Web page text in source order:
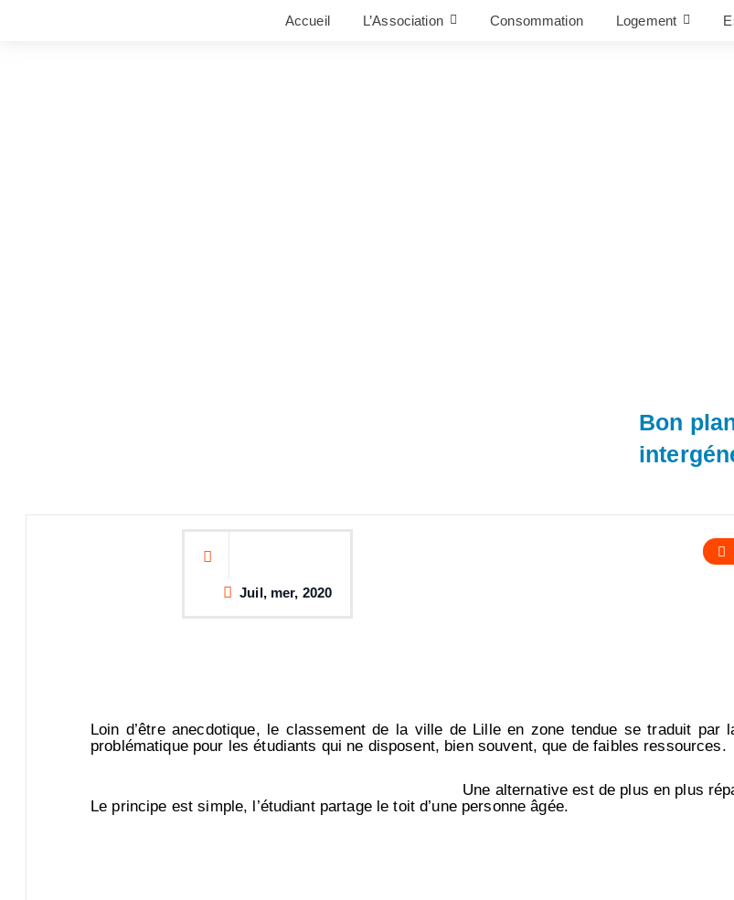
Accueil L’Association Consommation Logement
Juil, mer, 2020
Bon
Loin d’être anecdotique, le classement de la ville de Lille en zone tendue se traduit par
problématique pour les étudiants qui ne disposent, bien souvent, que de faibles ressources.
Une alternative est de plus en plus
Le principe est simple, l’étudiant partage le toit d’une personne âgée.